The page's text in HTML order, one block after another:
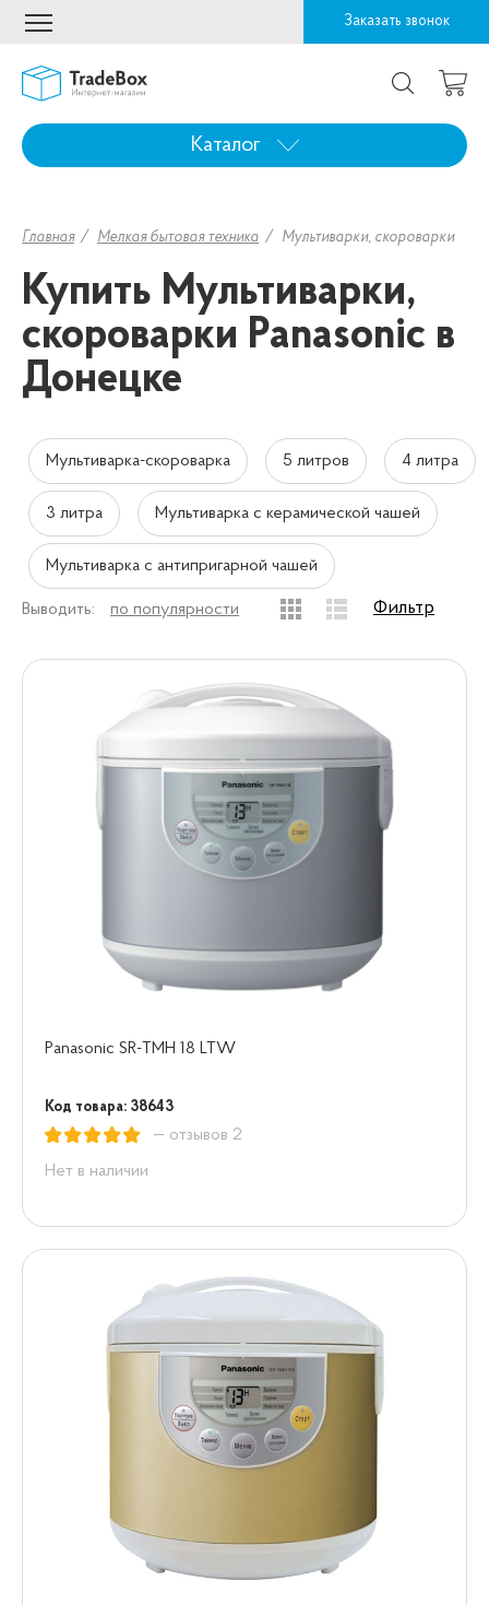
Заказать звонок
Каталог
Главная Мелкая бытовая техника Мультиварки, скороварки
Купить Мультиварки,
скороварки Panasonic в
Донецке
Мультиварка-скороварка 5 литров 4 литра
3 литра Мультиварка с керамической чашей
Мультиварка с антипригарной чашей
Выводить: по популярности Фильтр
Panasonic SR-TMH 18 LTW
Код товара: 38643
— отзывов 2
Нет в наличии